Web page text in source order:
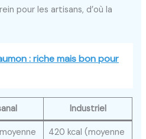
pour les artisans, d’où la
: riche mais bon pour
Industriel
420 kcal (moyenne